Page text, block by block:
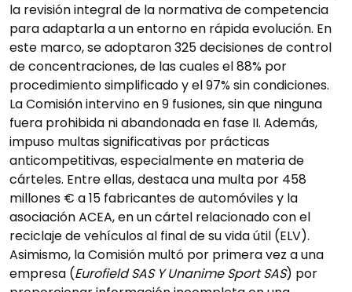
la revisión integral de la normativa de competencia
para adaptarla a un entorno en rápida evolución. En
este marco, se adoptaron 325 decisiones de control
de concentraciones, de las cuales el 88% por
procedimiento simplificado y el 97% sin condiciones.
La Comisión intervino en 9 fusiones, sin que ninguna
fuera prohibida ni abandonada en fase II. Además,
impuso multas significativas por prácticas
anticompetitivas, especialmente en materia de
cárteles. Entre ellas, destaca una multa por 458
millones € a 15 fabricantes de automóviles y la
asociación ACEA, en un cártel relacionado con el
reciclaje de vehículos al final de su vida útil (ELV).
Asimismo, la Comisión multó por primera vez a una
empresa (Eurofield SAS Y Unanime Sport SAS) por